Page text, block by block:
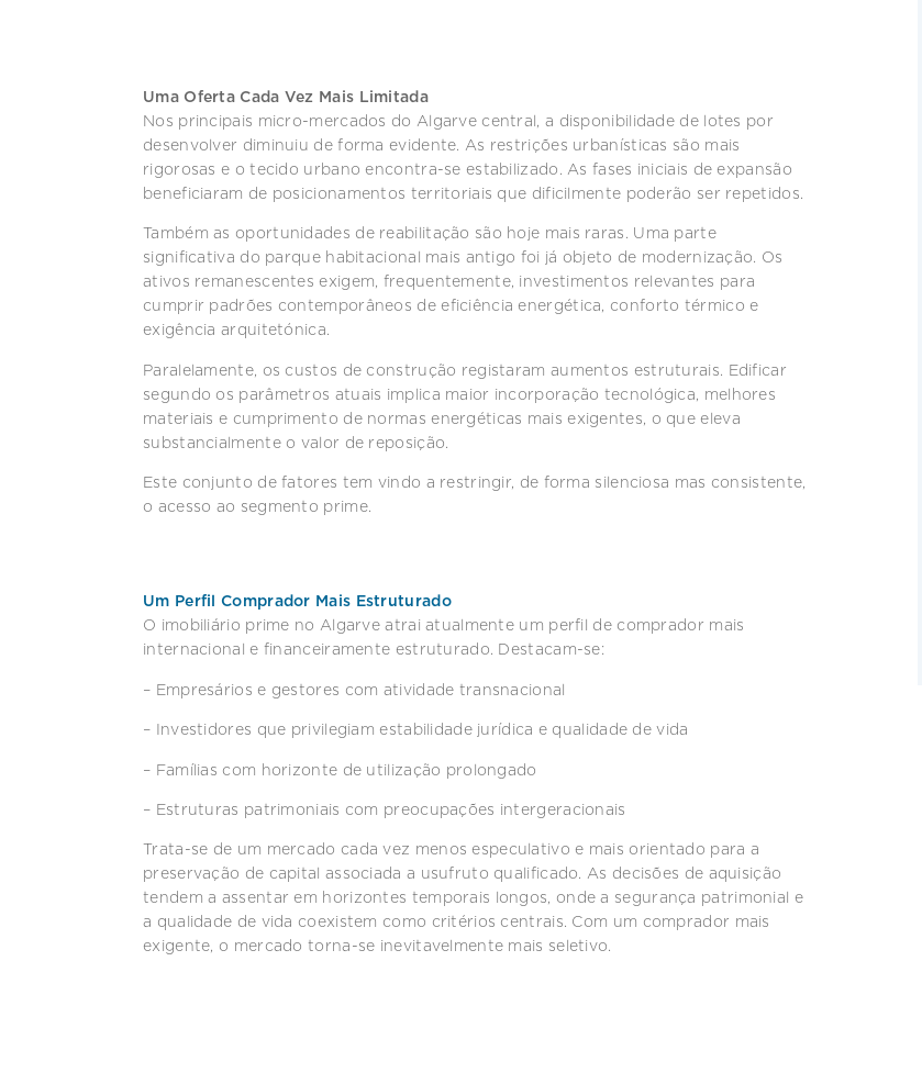
Uma Oferta Cada Vez Mais Limitada
Nos principais micro-mercados do Algarve central, a disponibilidade de lotes por
desenvolver diminuiu de forma evidente. As restrições urbanísticas são mais
rigorosas e o tecido urbano encontra-se estabilizado. As fases iniciais de expansão
beneficiaram de posicionamentos territoriais que dificilmente poderão ser repetidos.
Também as oportunidades de reabilitação são hoje mais raras. Uma parte
significativa do parque habitacional mais antigo foi já objeto de modernização. Os
ativos remanescentes exigem, frequentemente, investimentos relevantes para
cumprir padrões contemporâneos de eficiência energética, conforto térmico e
exigência arquitetónica.
Paralelamente, os custos de construção registaram aumentos estruturais. Edificar
segundo os parâmetros atuais implica maior incorporação tecnológica, melhores
materiais e cumprimento de normas energéticas mais exigentes, o que eleva
substancialmente o valor de reposição.
Este conjunto de fatores tem vindo a restringir, de forma silenciosa mas consistente,
o acesso ao segmento prime.
Um Perfil Comprador Mais Estruturado
O imobiliário prime no Algarve atrai atualmente um perfil de comprador mais
internacional e financeiramente estruturado. Destacam-se:
– Empresários e gestores com atividade transnacional
– Investidores que privilegiam estabilidade jurídica e qualidade de vida
– Famílias com horizonte de utilização prolongado
– Estruturas patrimoniais com preocupações intergeracionais
Trata-se de um mercado cada vez menos especulativo e mais orientado para a
preservação de capital associada a usufruto qualificado. As decisões de aquisição
tendem a assentar em horizontes temporais longos, onde a segurança patrimonial e
a qualidade de vida coexistem como critérios centrais. Com um comprador mais
exigente, o mercado torna-se inevitavelmente mais seletivo.